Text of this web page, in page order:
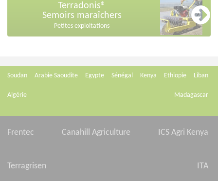
Terradonis®
Semoirs maraîchers
Petites exploitations
Soudan Arabie Saoudite Egypte Sénégal Kenya Ethiopie Liban
Algérie Madagascar
Frentec Canahill Agriculture ICS Agri Kenya
Terragrisen ITA